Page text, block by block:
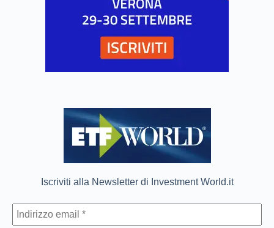
Iscriviti alla Newsletter di Investment World.it